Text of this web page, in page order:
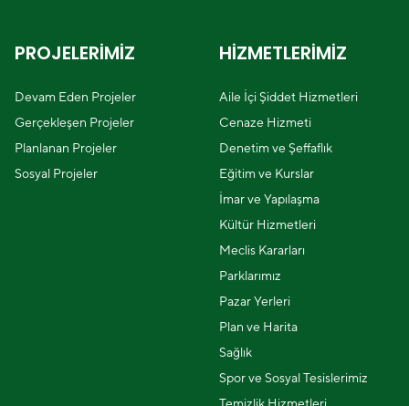
PROJELERİMİZ
Devam Eden Projeler
Gerçekleşen Projeler
Planlanan Projeler
Sosyal Projeler
HİZMETLERİMİZ
Aile İçi Şiddet Hizmetleri
Cenaze Hizmeti
Denetim ve Şeffaflık
Eğitim ve Kurslar
İmar ve Yapılaşma
Kültür Hizmetleri
Meclis Kararları
Parklarımız
Pazar Yerleri
Plan ve Harita
Sağlık
Spor ve Sosyal Tesislerimiz